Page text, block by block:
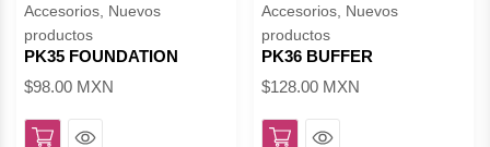
Accesorios, Nuevos
productos
PK35 FOUNDATION
$98.00 MXN
Ver
Accesorios, Nuevos
productos
PK36 BUFFER
$128.00 MXN
Ver